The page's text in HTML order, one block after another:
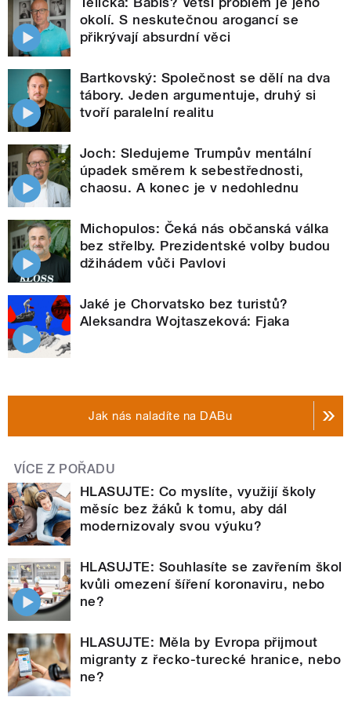
okolí. S neskutečnou arogancí se
přikrývají absurdní věci
Bartkovský: Společnost se dělí na dva
tábory. Jeden argumentuje, druhý si
tvoří paralelní realitu
Joch: Sledujeme Trumpův mentální
úpadek směrem k sebestřednosti,
chaosu. A konec je v nedohlednu
Michopulos: Čeká nás občanská válka
bez střelby. Prezidentské volby budou
džihádem vůči Pavlovi
Jaké je Chorvatsko bez turistů?
Aleksandra Wojtaszeková: Fjaka
Jak nás naladíte na DABu
VÍCE Z POŘADU
HLASUJTE: Co myslíte, využijí školy
měsíc bez žáků k tomu, aby dál
modernizovaly svou výuku?
HLASUJTE: Souhlasíte se zavřením škol
kvůli omezení šíření koronaviru, nebo
ne?
HLASUJTE: Měla by Evropa přijmout
migranty z řecko-turecké hranice, nebo
ne?